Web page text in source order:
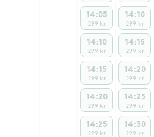
14:05
299 kr
14:10
299 kr
14:15
299 kr
14:20
299 kr
14:25
299 kr
14:10
299 kr
14:15
299 kr
14:20
299 kr
14:25
299 kr
14:30
299 kr